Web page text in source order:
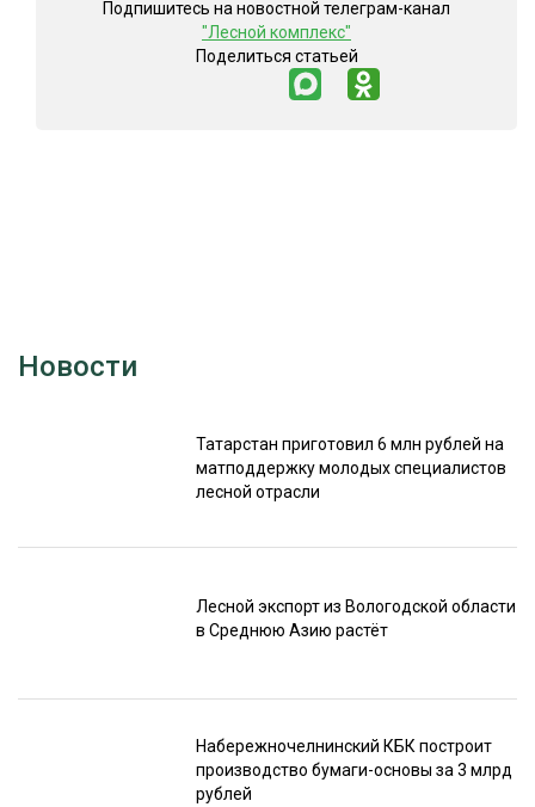
Подпишитесь на новостной телеграм-канал
"Лесной комплекс"
Поделиться статьей
Новости
Татарстан приготовил 6 млн рублей на
матподдержку молодых специалистов
лесной отрасли
Лесной экспорт из Вологодской области
в Среднюю Азию растёт
Набережночелнинский КБК построит
производство бумаги-основы за 3 млрд
рублей